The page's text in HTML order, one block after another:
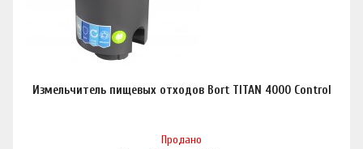
Измельчитель пищевых отходов Bort TITAN 4000 Control
Продано